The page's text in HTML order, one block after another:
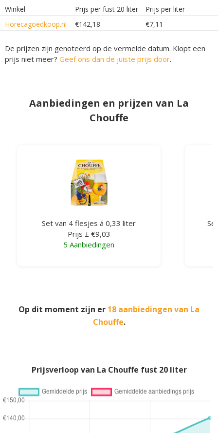
Winkel Prijs per fust 20 liter
Prijs per liter
Horecagoedkoop.nl
€142,18 €7,11
De prijzen zijn genoteerd op de vermelde datum. Klopt een
prijs niet meer? Geef ons dan de juiste prijs door.
Aanbiedingen en prijzen van La
Chouffe
Set van 4 flesjes á 0,33 liter
Prijs ± €9,03
5 Aanbiedingen
Op dit moment zijn er 18 aanbiedingen van La
Chouffe.
Prijsverloop van La Chouffe fust 20 liter